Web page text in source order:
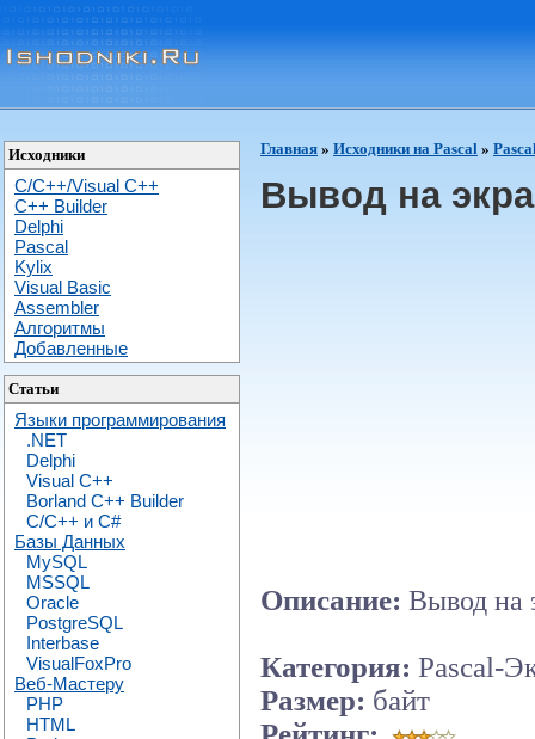
Исходники
C/C++/Visual C++
С++ Builder
Delphi
Pascal
Kylix
Visual Basic
Assembler
Алгоритмы
Добавленные
Статьи
Языки программирования
.NET
Delphi
Visual C++
Borland C++ Builder
C/С++ и C#
Базы Данных
MySQL
MSSQL
Oracle
PostgreSQL
Interbase
VisualFoxPro
Веб-Мастеру
PHP
HTML
Главная » Исходники на Pascal »
Вывод на
Описание: Вывод на
Категория: Pascal-
Размер: байт